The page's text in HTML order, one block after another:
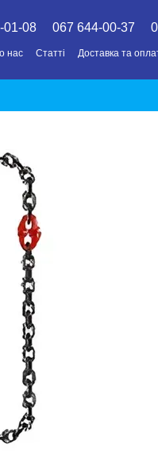
01-08 067 644-00-37
нас Статті Доставка та